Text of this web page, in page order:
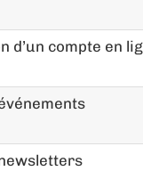
d’un compte en